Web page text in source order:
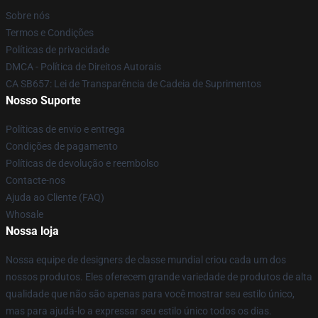
Sobre nós
Termos e Condições
Políticas de privacidade
DMCA - Política de Direitos Autorais
CA SB657: Lei de Transparência de Cadeia de Suprimentos
Nosso Suporte
Políticas de envio e entrega
Condições de pagamento
Políticas de devolução e reembolso
Contacte-nos
Ajuda ao Cliente (FAQ)
Whosale
Nossa loja
Nossa equipe de designers de classe mundial criou cada um dos
nossos produtos. Eles oferecem grande variedade de produtos de alta
qualidade que não são apenas para você mostrar seu estilo único,
mas para ajudá-lo a expressar seu estilo único todos os dias.